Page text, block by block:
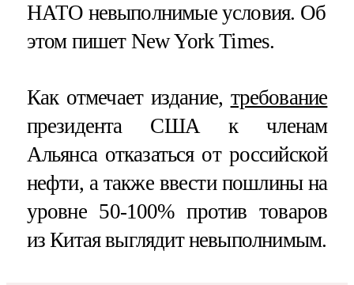
НАТО невыполнимые условия. Об
этом пишет New York Times.
Как отмечает издание, требование
президента США к членам
Альянса отказаться от российской
нефти, а также ввести пошлины на
уровне 50-100% против товаров
из Китая выглядит невыполнимым.